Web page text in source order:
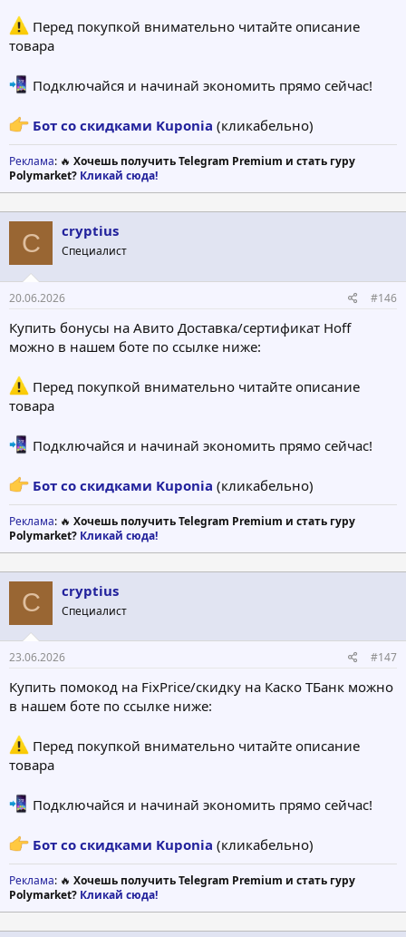
Перед покупкой внимательно читайте описание
товара
Подключайся и начинай экономить прямо сейчас!
Бот со скидками Kuponia (кликабельно)
Реклама: 🔥 Хочешь получить Telegram Premium и стать гуру
Polymarket? Кликай сюда!
C cryptius
Специалист
20.06.2026 #146
Купить бонусы на Авито Доставка/сертификат Hoff
можно в нашем боте по ссылке ниже:
Перед покупкой внимательно читайте описание
товара
Подключайся и начинай экономить прямо сейчас!
Бот со скидками Kuponia (кликабельно)
Реклама: 🔥 Хочешь получить Telegram Premium и стать гуру
Polymarket? Кликай сюда!
C cryptius
Специалист
23.06.2026 #147
Купить помокод на FixPrice/скидку на Каско ТБанк можно
в нашем боте по ссылке ниже:
Перед покупкой внимательно читайте описание
товара
Подключайся и начинай экономить прямо сейчас!
Бот со скидками Kuponia (кликабельно)
Реклама: 🔥 Хочешь получить Telegram Premium и стать гуру
Polymarket? Кликай сюда!